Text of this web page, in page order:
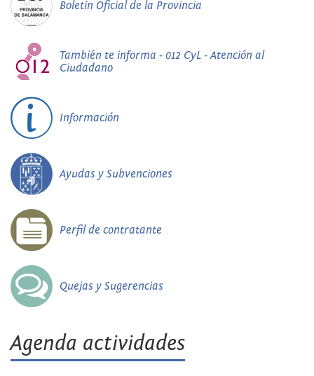
Boletín Oficial de la Provincia
También te informa - 012 CyL - Atención al
Ciudadano
Información
Ayudas y Subvenciones
Perfil de contratante
Quejas y Sugerencias
Agenda actividades